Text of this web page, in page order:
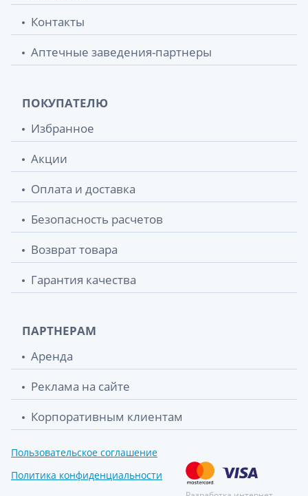
Контакты
Аптечные заведения-партнеры
ПОКУПАТЕЛЮ
Избранное
Акции
Оплата и доставка
Безопасность расчетов
Возврат товара
Гарантия качества
ПАРТНЕРАМ
Аренда
Реклама на сайте
Корпоративным клиентам
Пользовательское соглашение
Политика конфиденциальности